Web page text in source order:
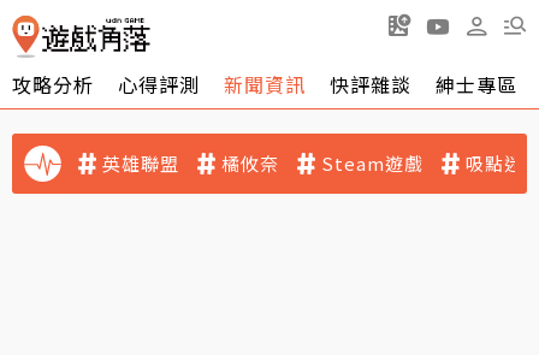
攻略分析 心得評測 新聞資訊 快評雜談 紳士專區
英雄聯盟 橘攸奈 Steam遊戲 吸點迷